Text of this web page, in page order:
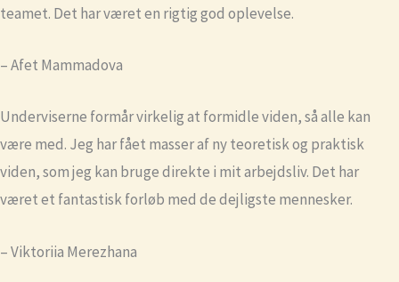
teamet. Det har været en rigtig god oplevelse.
– Afet Mammadova
Underviserne formår virkelig at formidle viden, så alle kan
være med. Jeg har fået masser af ny teoretisk og praktisk
viden, som jeg kan bruge direkte i mit arbejdsliv. Det har
været et fantastisk forløb med de dejligste mennesker.
– Viktoriia Merezhana